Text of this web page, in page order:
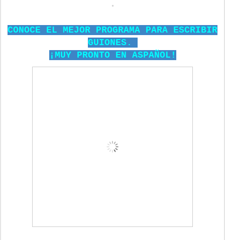
CONOCE EL MEJOR PROGRAMA PARA ESCRIBIR
GUIONES.
¡MUY PRONTO EN ASPAÑOL!